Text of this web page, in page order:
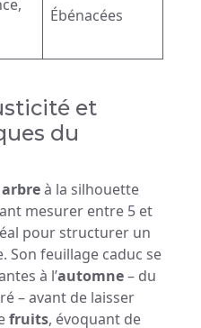
Ébénacées
et
du
arbreà la silhouette
mesurer entre 5 et
pour structurer un
Son feuillage caduc se
à l’automne– du
– avant de laisser
fruits, évoquant de